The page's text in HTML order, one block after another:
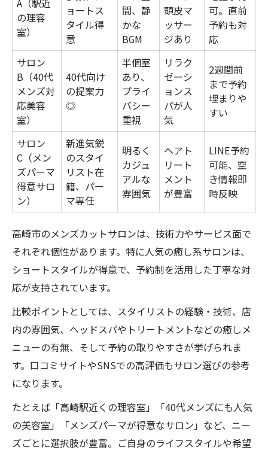
A（駅近
の理容
室）
ョートス
タイル得
意
間、静
かな
BGM
頭皮マ
ッサー
ジあり
可。直前
予約も対
応
サロン
B（40代
メンズ対
応美容
室）
40代向け
の提案力
◎
半個室
あり、
プライ
バシー
重視
リラク
ゼーシ
ョンス
パが人
気
2週間前
まで予約
埋まりや
すい
サロン
C（メン
ズパーマ
得意サロ
ン）
新進気鋭
のスタイ
リスト在
籍、パー
マ専任
明るく
カジュ
アルな
雰囲気
ヘアト
リート
メント
が豊富
LINE予約
可能、空
き情報即
時反映
高崎市のメンズカットサロンは、技術力やサービス面で
それぞれ個性があります。特に人気の癒し系サロンは、
ショートスタイルが得意で、予約制を活用した丁寧な対
応が支持されています。
比較ポイントとしては、スタイリストの経験・技術、店
内の雰囲気、ヘッドスパやトリートメントなどの癒しメ
ニューの有無、そして予約の取りやすさが挙げられま
す。口コミサイトやSNSでの高評価もサロン選びの参考
になります。
たとえば「高崎駅近くの理容室」「40代メンズにも人気
の美容室」「メンズパーマが得意なサロン」など、ニー
ズごとに選択肢が豊富。ご自身のライフスタイルや希望